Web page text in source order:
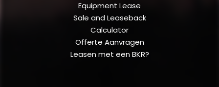
Equipment Lease
Sale and Leaseback
Calculator
Offerte Aanvragen
Leasen met een BKR?